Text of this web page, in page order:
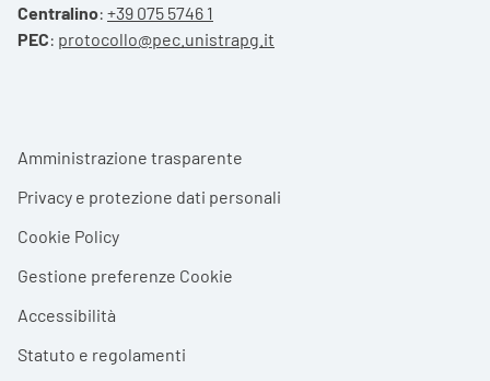
Centralino: +39 075 5746 1
PEC: protocollo@pec.unistrapg.it
Footer menu
Amministrazione trasparente
Privacy e protezione dati personali
Cookie Policy
Gestione preferenze Cookie
Accessibilità
Statuto e regolamenti